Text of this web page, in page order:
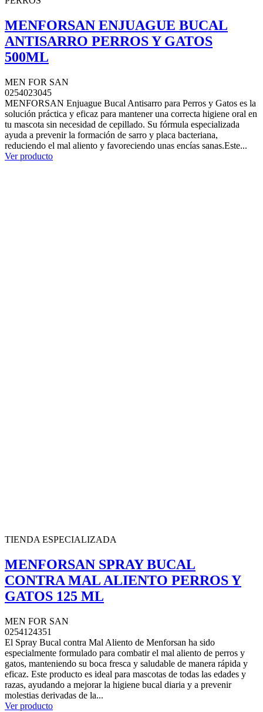
MENFORSAN ENJUAGUE BUCAL
ANTISARRO PERROS Y GATOS
500ML
MEN FOR SAN
0254023045
MENFORSAN Enjuague Bucal Antisarro para Perros y Gatos es la
solución práctica y eficaz para mantener una correcta higiene oral en
tu mascota sin necesidad de cepillado. Su fórmula especializada
ayuda a prevenir la formación de sarro y placa bacteriana,
reduciendo el mal aliento y favoreciendo unas encías sanas.Este...
Ver producto
TIENDA ESPECIALIZADA
MENFORSAN SPRAY BUCAL
CONTRA MAL ALIENTO PERROS Y
GATOS 125 ML
MEN FOR SAN
0254124351
El Spray Bucal contra Mal Aliento de Menforsan ha sido
especialmente formulado para combatir el mal aliento de perros y
gatos, manteniendo su boca fresca y saludable de manera rápida y
eficaz. Este producto es ideal para mascotas de todas las edades y
razas, ayudando a mejorar la higiene bucal diaria y a prevenir
molestias derivadas de la...
Ver producto